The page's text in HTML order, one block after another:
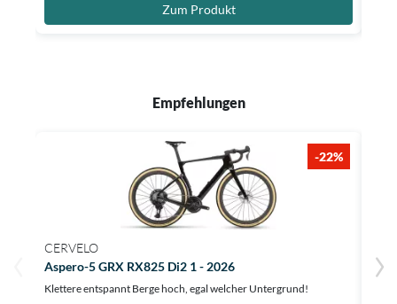
Zum Produkt
Empfehlungen
-22%
CERVELO
Aspero-5 GRX RX825 Di2 1 - 2026
Klettere entspannt Berge hoch, egal welcher Untergrund!